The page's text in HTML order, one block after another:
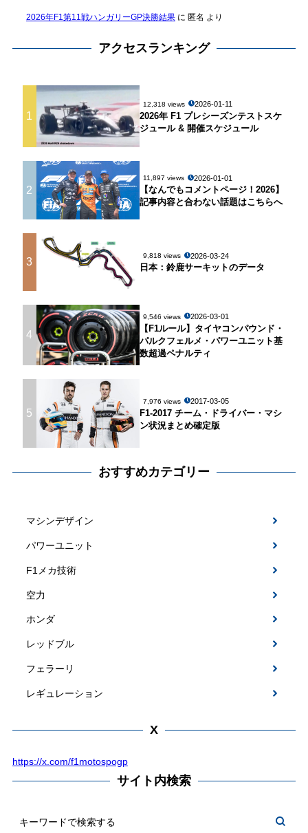
2026年F1第11戦ハンガリーGP決勝結果に 匿名 より
アクセスランキング
1
12,318 views 2026-01-11
2026年 F1 プレシーズンテストスケ
ジュール & 開催スケジュール
2
11,897 views 2026-01-01
【なんでもコメントページ！2026】
記事内容と合わない話題はこちらへ
3 9,818 views 2026-03-24
日本：鈴鹿サーキットのデータ
4
9,546 views 2026-03-01
【F1ルール】タイヤコンパウンド・
パルクフェルメ・パワーユニット基
数超過ペナルティ
5
7,976 views 2017-03-05
F1-2017 チーム・ドライバー・マシ
ン状況まとめ確定版
おすすめカテゴリー
マシンデザイン
パワーユニット
F1メカ技術
空力
ホンダ
レッドブル
フェラーリ
レギュレーション
X
https://x.com/f1motospogp
サイト内検索